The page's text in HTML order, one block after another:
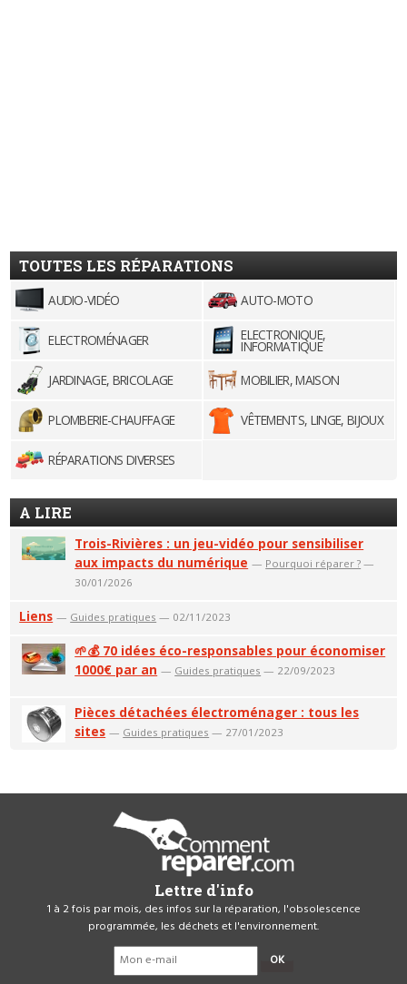
TOUTES LES RÉPARATIONS
AUDIO-VIDÉO AUTO-MOTO
ELECTROMÉNAGER ELECTRONIQUE,
INFORMATIQUE
JARDINAGE, BRICOLAGE
MOBILIER, MAISON
PLOMBERIE-CHAUFFAGE VÊTEMENTS, LINGE, BIJOUX
RÉPARATIONS DIVERSES
A LIRE
Trois-Rivières : un jeu-vidéo pour sensibiliser
aux impacts du numérique — Pourquoi réparer ? —
30/01/2026
Liens — Guides pratiques — 02/11/2023
🌱💰 70 idées éco-responsables pour économiser
1000€ par an — Guides pratiques — 22/09/2023
Pièces détachées électroménager : tous les
sites — Guides pratiques — 27/01/2023
Lettre d'info
1 à 2 fois par mois, des infos sur la réparation, l'obsolescence
programmée, les déchets et l'environnement.
OK